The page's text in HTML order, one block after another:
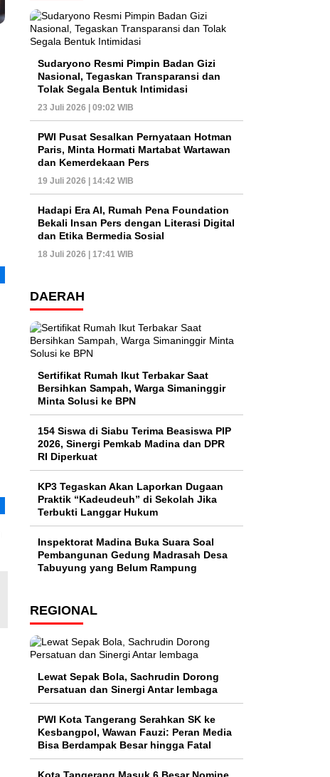
Sudaryono Resmi Pimpin Badan Gizi
Nasional, Tegaskan Transparansi dan
Tolak Segala Bentuk Intimidasi
23 Juli 2026 | 09:02 WIB
PWI Pusat Sesalkan Pernyataan Hotman
Paris, Minta Hormati Martabat Wartawan
dan Kemerdekaan Pers
19 Juli 2026 | 14:42 WIB
Hadapi Era AI, Rumah Pena Foundation
Bekali Insan Pers dengan Literasi Digital
dan Etika Bermedia Sosial
18 Juli 2026 | 17:41 WIB
DAERAH
Sertifikat Rumah Ikut Terbakar Saat
Bersihkan Sampah, Warga Simaninggir
Minta Solusi ke BPN
154 Siswa di Siabu Terima Beasiswa PIP
2026, Sinergi Pemkab Madina dan DPR
RI Diperkuat
KP3 Tegaskan Akan Laporkan Dugaan
Praktik “Kadeudeuh” di Sekolah Jika
Terbukti Langgar Hukum
Inspektorat Madina Buka Suara Soal
Pembangunan Gedung Madrasah Desa
Tabuyung yang Belum Rampung
REGIONAL
Lewat Sepak Bola, Sachrudin Dorong
Persatuan dan Sinergi Antar lembaga
PWI Kota Tangerang Serahkan SK ke
Kesbangpol, Wawan Fauzi: Peran Media
Bisa Berdampak Besar hingga Fatal